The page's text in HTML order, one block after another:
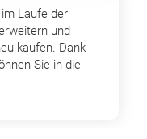
Laufe der
und
kaufen. Dank
Sie in die